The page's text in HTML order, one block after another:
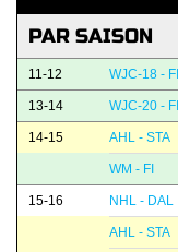
PAR SAISON
11-12 WJC-18 - FI
13-14 WJC-20 - FI
14-15 AHL - STA
WM - FI
15-16 NHL - DAL
AHL - STA